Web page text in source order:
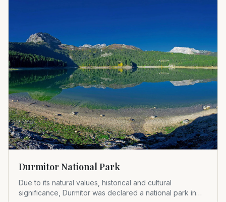
Durmitor National Park
Due to its natural values, historical and cultural
significance, Durmitor was declared a national park in